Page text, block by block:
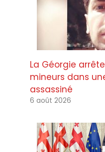
La Géorgie
mineurs dans
assassiné
6 août 2026